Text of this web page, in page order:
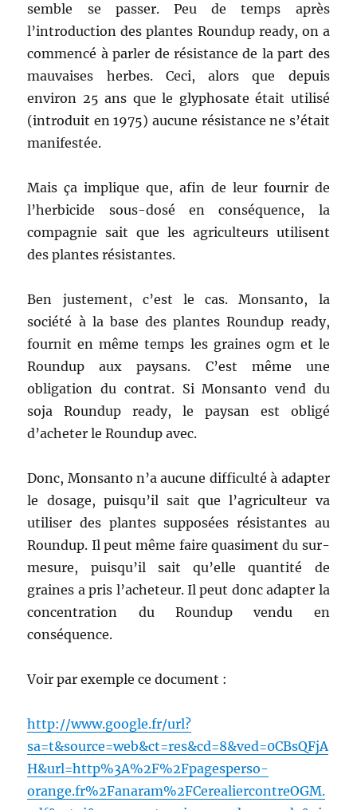
semble se passer. Peu de temps après
l’introduction des plantes Roundup ready, on a
commencé à parler de résistance de la part des
mauvaises herbes. Ceci, alors que depuis
environ 25 ans que le glyphosate était utilisé
(introduit en 1975) aucune résistance ne s’était
manifestée.
Mais ça implique que, afin de leur fournir de
l’herbicide sous-dosé en conséquence, la
compagnie sait que les agriculteurs utilisent
des plantes résistantes.
Ben justement, c’est le cas. Monsanto, la
société à la base des plantes Roundup ready,
fournit en même temps les graines ogm et le
Roundup aux paysans. C’est même une
obligation du contrat. Si Monsanto vend du
soja Roundup ready, le paysan est obligé
d’acheter le Roundup avec.
Donc, Monsanto n’a aucune difficulté à adapter
le dosage, puisqu’il sait que l’agriculteur va
utiliser des plantes supposées résistantes au
Roundup. Il peut même faire quasiment du sur-
mesure, puisqu’il sait qu’elle quantité de
graines a pris l’acheteur. Il peut donc adapter la
concentration du Roundup vendu en
conséquence.
Voir par exemple ce document :
http://www.google.fr/url?
sa=t&source=web&ct=res&cd=8&ved=0CBsQFjA
H&url=http%3A%2F%2Fpagesperso-
orange.fr%2Fanaram%2FCerealiercontreOGM.